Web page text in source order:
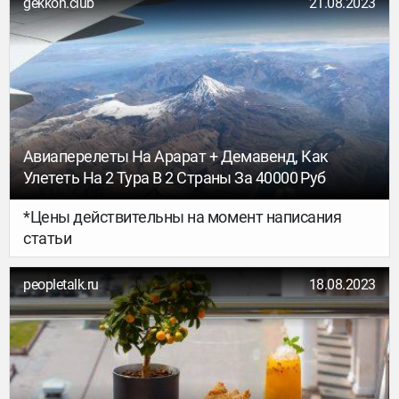
познакомим путешественников с регламентом и
уделим внимание правилам въезда в
государство детей, у которых пока нет
гражданского паспорта.
Авиаперелеты На Арарат + Демавенд, Как
Улететь На 2 Тура В 2 Страны За 40000 Руб
*Цены действительны на момент написания
статьи
peopletalk.ru 18.08.2023